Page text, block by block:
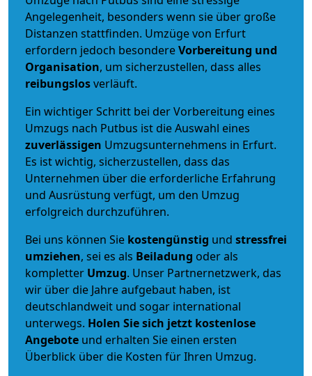
Angelegenheit, besonders wenn sie über große
Distanzen stattfinden. Umzüge von Erfurt
erfordern jedoch besondereVorbereitung und
Organisation, um sicherzustellen, dass alles
reibungslosverläuft.
Ein wichtiger Schritt bei der Vorbereitung eines
Umzugs nach Putbus ist die Auswahl eines
zuverlässigen Umzugsunternehmens in Erfurt.
Es ist wichtig, sicherzustellen, dass das
Unternehmen über die erforderliche Erfahrung
und Ausrüstung verfügt, um den Umzug
erfolgreich durchzuführen.
Bei uns können Sie kostengünstig und stressfrei
umziehen, sei es als Beiladung oder als
kompletter Umzug. Unser Partnernetzwerk, das
wir über die Jahre aufgebaut haben, ist
deutschlandweit und sogar international
unterwegs. Holen Sie sich jetzt kostenlose
Angebote und erhalten Sie einen ersten
Überblick über die Kosten für Ihren Umzug.